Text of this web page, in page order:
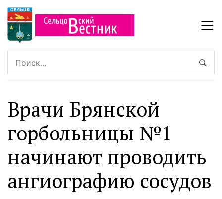
Врачи Брянской
горбольницы №1
начинают проводить
ангиографию сосудов